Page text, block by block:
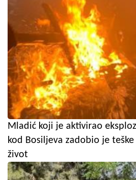
Mladić koji je aktivirao
kod Bosiljeva zadobio je
život